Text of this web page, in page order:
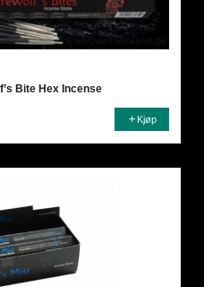
Bite Hex Incense
Kjøp